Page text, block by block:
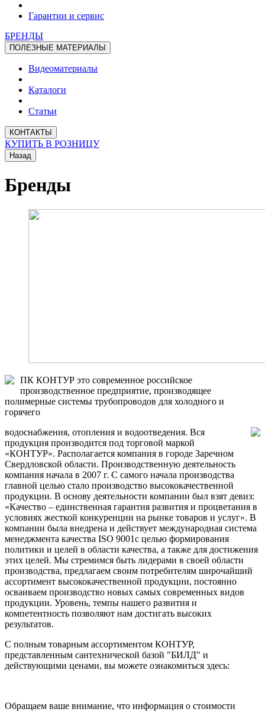
Гарантии и сервис
БРЕНДЫ
ПОЛЕЗНЫЕ МАТЕРИАЛЫ
Видеоматериалы
Каталоги
Статьи
КОНТАКТЫ
КУПИТЬ В РОЗНИЦУ
Назад
Бренды
ПК КОНТУР это современное российское
производственное предприятие, производящее
полимерные системы трубопроводов для холодного и
горячего
водоснабжения, отопления и водоотведения. Вся
продукция производится под торговой маркой
«КОНТУР». Располагается компания в городе Заречном
Свердловской области. Производственную деятельность
компания начала в 2007 г. С самого начала производства
главной целью стало производство высококачественной
продукции. В основу деятельности компании был взят девиз:
«Качество – единственная гарантия развития и процветания в
условиях жесткой конкуренции на рынке товаров и услуг». В
компании была внедрена и действует международная система
менеджмента качества ISO 9001с целью формирования
политики и целей в области качества, а также для достижения
этих целей. Мы стремимся быть лидерами в своей области
производства, предлагаем своим потребителям широчайший
ассортимент высококачественной продукции, постоянно
осваиваем производство новых самых современных видов
продукции. Уровень, темпы нашего развития и
компетентность позволяют нам достигать высоких
результатов.
С полным товарным ассортиментом КОНТУР,
представленным сантехнической базой "БИЛД" и
действующими ценами, вы можете ознакомиться здесь:
Обращаем ваше внимание, что информация о стоимости